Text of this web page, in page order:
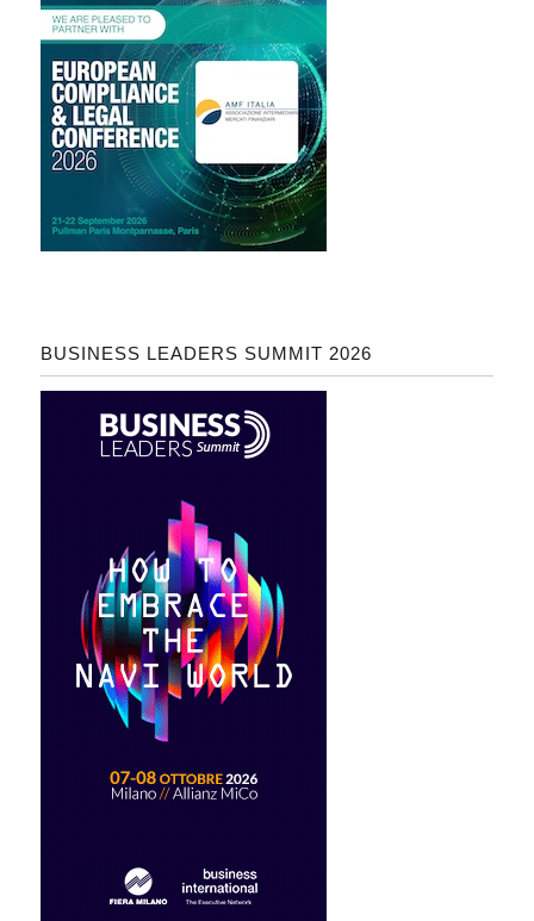
BUSINESS LEADERS SUMMIT 2026